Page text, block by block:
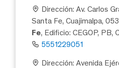
Dirección: Av. Carlos
Santa Fe, Cuajimalpa,
Fe, Edificio: CEGOP, PB,
5551229051
Dirección: Avenida